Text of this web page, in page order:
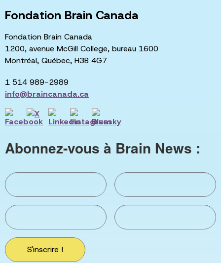
Fondation Brain Canada
Fondation Brain Canada
1200, avenue McGill College, bureau 1600
Montréal, Québec, H3B 4G7
1 514 989-2989
info@braincanada.ca
Abonnez-vous à Brain News :
S'inscrire !